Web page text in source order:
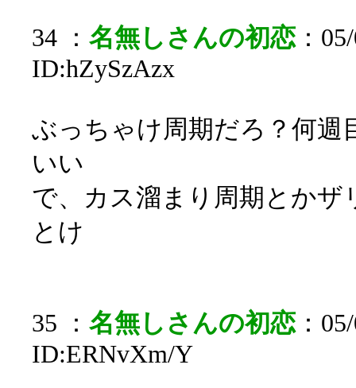
34 ： 名無しさんの初恋：
ID:hZySzAzx
ぶっちゃけ周期だろ？何週
いい
で、カス溜まり周期とかザ
とけ
35 ： 名無しさんの初恋：
ID:ERNvXm/Y